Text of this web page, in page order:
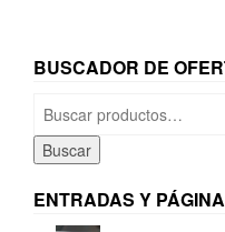
BUSCADOR DE
por:
Buscar
ENTRADAS Y